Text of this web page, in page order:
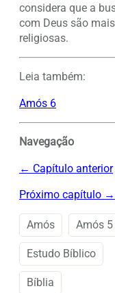
considera que a
com Deus são
religiosas.
Leia também:
Amós 6
Navegação
← Capítulo anterior
Próximo capítulo →
Amós Amós 5
Estudo Bíblico
Bíblia